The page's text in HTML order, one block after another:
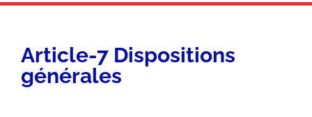
Article-7 Dispositions
générales